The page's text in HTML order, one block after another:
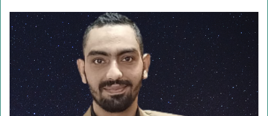
و
ك
ت
ر
ي
و
ب
ت
ق
ر
ا
ص
ا
ل
م